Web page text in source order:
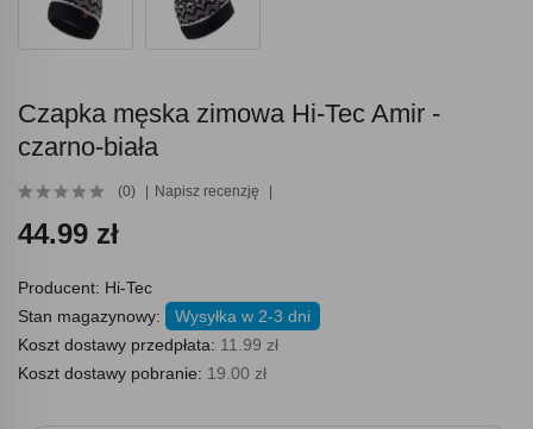
Czapka męska zimowa Hi-Tec Amir -
czarno-biała
(0) Napisz recenzję
44.99 zł
Producent: Hi-Tec
Stan magazynowy:
Wysyłka w 2-3 dni
Koszt dostawy przedpłata: 11.99 zł
Koszt dostawy pobranie: 19.00 zł